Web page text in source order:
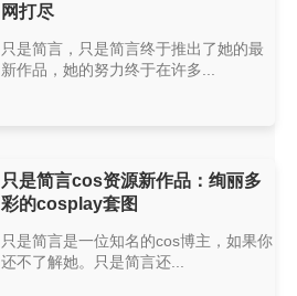
网打尽
只是简言，只是简言终于推出了她的最
新作品，她的努力终于在许多...
只是简言cos资源新作品：绚丽多
彩的cosplay套图
只是简言是一位知名的cos博主，如果你
还不了解她。只是简言还...